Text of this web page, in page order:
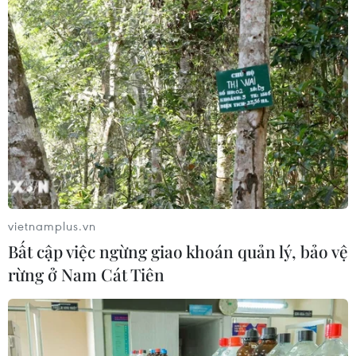
vietnamplus.vn
Bất cập việc ngừng giao khoán quản lý, bảo vệ
rừng ở Nam Cát Tiên